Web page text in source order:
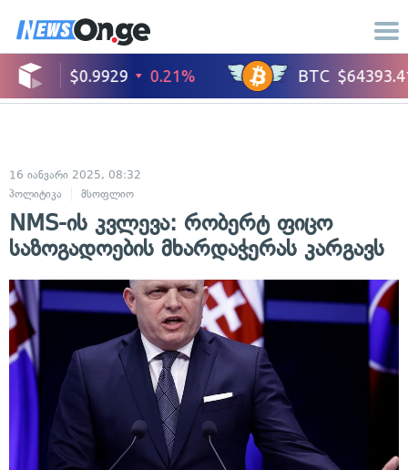
16 იანვარი 2025, 08:32
პოლიტიკა
მსოფლიო
NMS-ის კვლევა: რობერტ ფიცო
საზოგადოების მხარდაჭერას კარგავს